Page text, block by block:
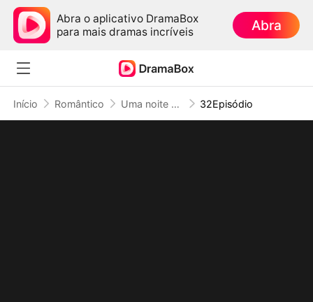
Abra o aplicativo DramaBox
para mais dramas incríveis
Abra
Início Romântico Uma noite com Rei Dragão, Duas Fofuras em Ação 32Episódio